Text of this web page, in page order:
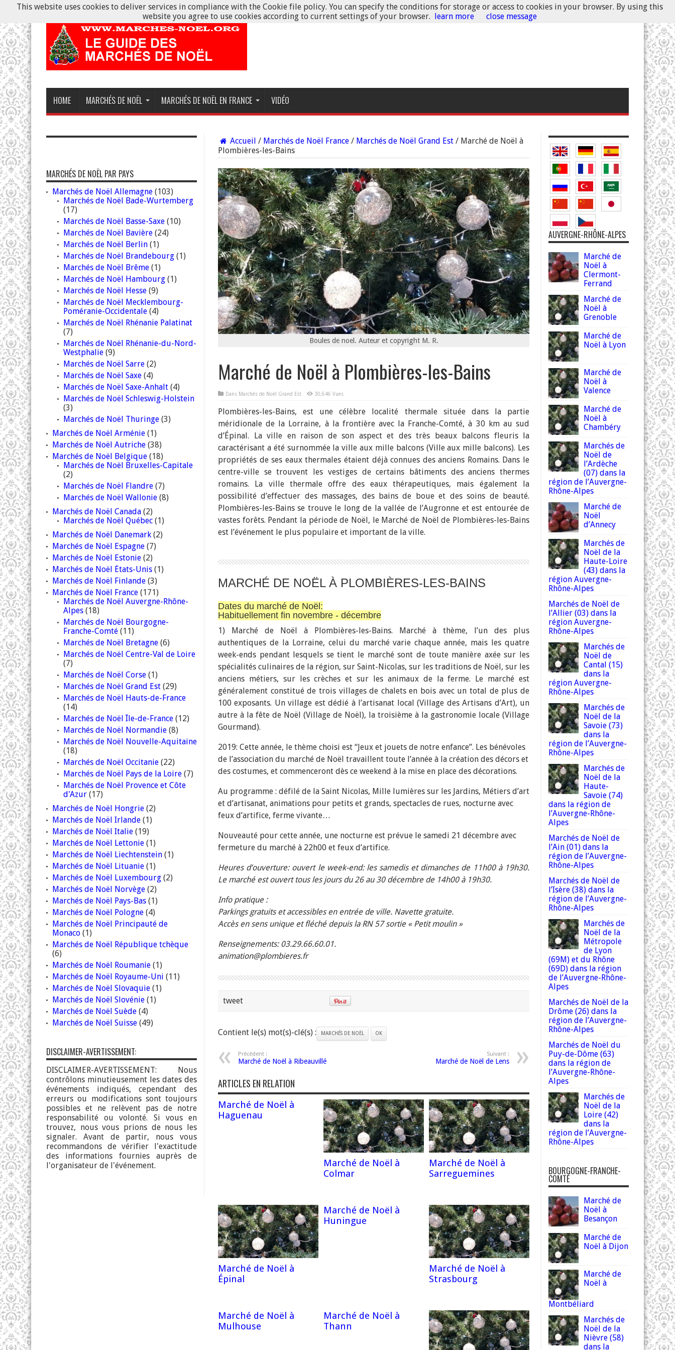
HOME MARCHÉS DE NOËL MARCHÉS DE NOËL EN FRANCE VIDÉO
Accueil / Marchés de Noël France / Marchés de Noël Grand Est / Marché de Noël à
Plombières-les-Bains
Boules de noel. Auteur et copyright M. R.
Marché de Noël à Plombières-les-Bains
Dans Marchés de Noël Grand Est 30,646 Vues
Plombières-les-Bains, est une célèbre localité thermale située dans la partie
méridionale de la Lorraine, à la frontière avec la Franche-Comté, à 30 km au sud
d’Épinal. La ville en raison de son aspect et des très beaux balcons fleuris la
caractérisant a été surnommée la ville aux mille balcons (Ville aux mille balcons). Les
propriétés de ses eaux thermales étaient déjà connues des anciens Romains. Dans le
centre-ville se trouvent les vestiges de certains bâtiments des anciens thermes
romains. La ville thermale offre des eaux thérapeutiques, mais également la
possibilité d’effectuer des massages, des bains de boue et des soins de beauté.
Plombières-les-Bains se trouve le long de la vallée de l’Augronne et est entourée de
vastes forêts. Pendant la période de Noël, le Marché de Noël de Plombières-les-Bains
est l’événement le plus populaire et important de la ville.
MARCHÉ DE NOËL À PLOMBIÈRES-LES-BAINS
Dates du marché de Noël:
Habituellement fin novembre - décembre
1) Marché de Noël à Plombières-les-Bains. Marché à thème, l’un des plus
authentiques de la Lorraine, celui du marché varie chaque année, mais les quatre
week-ends pendant lesquels se tient le marché sont de toute manière axée sur les
spécialités culinaires de la région, sur Saint-Nicolas, sur les traditions de Noël, sur les
anciens métiers, sur les crèches et sur les animaux de la ferme. Le marché est
généralement constitué de trois villages de chalets en bois avec un total de plus de
100 exposants. Un village est dédié à l’artisanat local (Village des Artisans d’Art), un
autre à la fête de Noël (Village de Noël), la troisième à la gastronomie locale (Village
Gourmand).
2019: Cette année, le thème choisi est “Jeux et jouets de notre enfance”. Les bénévoles
de l’association du marché de Noël travaillent toute l’année à la création des décors et
des costumes, et commenceront dès ce weekend à la mise en place des décorations.
Au programme : défilé de la Saint Nicolas, Mille lumières sur les Jardins, Métiers d’art
et d’artisanat, animations pour petits et grands, spectacles de rues, nocturne avec
feux d’artifice, ferme vivante…
Nouveauté pour cette année, une nocturne est prévue le samedi 21 décembre avec
fermeture du marché à 22h00 et feux d’artifice.
Heures d’ouverture: ouvert le week-end: les samedis et dimanches de 11h00 à 19h30.
Le marché est ouvert tous les jours du 26 au 30 décembre de 14h00 à 19h30.
Info pratique :
Parkings gratuits et accessibles en entrée de ville. Navette gratuite.
Accès en sens unique et fléché depuis la RN 57 sortie « Petit moulin »
Renseignements: 03.29.66.60.01.
animation@plombieres.fr
tweet
Contient le(s) mot(s)-clé(s) : MARCHÉS DE NOËL OK
Précédent :
Marché de Noël à Ribeauvillé
Suivant :
Marché de Noël de Lens
ARTICLES EN RELATION
Marché de Noël à
Haguenau
Marché de Noël à
Colmar
Marché de Noël à
Sarreguemines
Marché de Noël à
Épinal
Marché de Noël à
Huningue
Marché de Noël à
Strasbourg
Marché de Noël à
Mulhouse
Marché de Noël à
Thann
AUVERGNE-RHÔNE-ALPES
Marché de
Noël à
Clermont-
Ferrand
Marché de
Noël à
Grenoble
Marché de
Noël à Lyon
Marché de
Noël à
Valence
Marché de
Noël à
Chambéry
Marchés de
Noël de
l’Ardèche
(07) dans la
région de l’Auvergne-
Rhône-Alpes
Marché de
Noël
d’Annecy
Marchés de
Noël de la
Haute-Loire
(43) dans la
région Auvergne-
Rhône-Alpes
Marchés de Noël de
l’Allier (03) dans la
région Auvergne-
Rhône-Alpes
Marchés de
Noël de
Cantal (15)
dans la
région Auvergne-
Rhône-Alpes
Marchés de
Noël de la
Savoie (73)
dans la
région de l’Auvergne-
Rhône-Alpes
Marchés de
Noël de la
Haute-
Savoie (74)
dans la région de
l’Auvergne-Rhône-
Alpes
Marchés de Noël de
l’Ain (01) dans la
région de l’Auvergne-
Rhône-Alpes
Marchés de Noël de
l’Isère (38) dans la
région de l’Auvergne-
Rhône-Alpes
Marchés de
Noël de la
Métropole
de Lyon
(69M) et du Rhône
(69D) dans la région
de l’Auvergne-Rhône-
Alpes
Marchés de Noël de la
Drôme (26) dans la
région de l’Auvergne-
Rhône-Alpes
Marchés de Noël du
Puy-de-Dôme (63)
dans la région de
l’Auvergne-Rhône-
Alpes
Marchés de
Noël de la
Loire (42)
dans la
région de l’Auvergne-
Rhône-Alpes
BOURGOGNE-FRANCHE-
COMTÉ
Marché de
Noël à
Besançon
Marché de
Noël à Dijon
Marché de
Noël à
Montbéliard
Marchés de
Noël de la
Nièvre (58)
dans la
MARCHÉS DE NOËL PAR PAYS
Marchés de Noël Allemagne (103)
Marchés de Noël Bade-Wurtemberg
(17)
Marchés de Noël Basse-Saxe (10)
Marchés de Noël Bavière (24)
Marchés de Noël Berlin (1)
Marchés de Noël Brandebourg (1)
Marchés de Noël Brême (1)
Marchés de Noël Hambourg (1)
Marchés de Noël Hesse (9)
Marchés de Noël Mecklembourg-
Poméranie-Occidentale (4)
Marchés de Noël Rhénanie Palatinat
(7)
Marchés de Noël Rhénanie-du-Nord-
Westphalie (9)
Marchés de Noël Sarre (2)
Marchés de Noël Saxe (4)
Marchés de Noël Saxe-Anhalt (4)
Marchés de Noël Schleswig-Holstein
(3)
Marchés de Noël Thuringe (3)
Marchés de Noël Arménie (1)
Marchés de Noël Autriche (38)
Marchés de Noël Belgique (18)
Marchés de Noël Bruxelles-Capitale
(2)
Marchés de Noël Flandre (7)
Marchés de Noël Wallonie (8)
Marchés de Noël Canada (2)
Marchés de Noël Québec (1)
Marchés de Noël Danemark (2)
Marchés de Noël Espagne (7)
Marchés de Noël Estonie (2)
Marchés de Noël États-Unis (1)
Marchés de Noël Finlande (3)
Marchés de Noël France (171)
Marchés de Noël Auvergne-Rhône-
Alpes (18)
Marchés de Noël Bourgogne-
Franche-Comté (11)
Marchés de Noël Bretagne (6)
Marchés de Noël Centre-Val de Loire
(7)
Marchés de Noël Corse (1)
Marchés de Noël Grand Est (29)
Marchés de Noël Hauts-de-France
(14)
Marchés de Noël Île-de-France (12)
Marchés de Noël Normandie (8)
Marchés de Noël Nouvelle-Aquitaine
(18)
Marchés de Noël Occitanie (22)
Marchés de Noël Pays de la Loire (7)
Marchés de Noël Provence et Côte
d'Azur (17)
Marchés de Noël Hongrie (2)
Marchés de Noël Irlande (1)
Marchés de Noël Italie (19)
Marchés de Noël Lettonie (1)
Marchés de Noël Liechtenstein (1)
Marchés de Noël Lituanie (1)
Marchés de Noël Luxembourg (2)
Marchés de Noël Norvège (2)
Marchés de Noël Pays-Bas (1)
Marchés de Noël Pologne (4)
Marchés de Noël Principauté de
Monaco (1)
Marchés de Noël République tchèque
(6)
Marchés de Noël Roumanie (1)
Marchés de Noël Royaume-Uni (11)
Marchés de Noël Slovaquie (1)
Marchés de Noël Slovénie (1)
Marchés de Noël Suède (4)
Marchés de Noël Suisse (49)
DISCLAIMER-AVERTISSEMENT:
DISCLAIMER-AVERTISSEMENT: Nous
contrôlons minutieusement les dates des
événements indiqués, cependant des
erreurs ou modifications sont toujours
possibles et ne relèvent pas de notre
responsabilité ou volonté. Si vous en
trouvez, nous vous prions de nous les
signaler. Avant de partir, nous vous
recommandons de vérifier l'exactitude
des informations fournies auprès de
l'organisateur de l'événement.
This website uses cookies to deliver services in compliance with the Cookie file policy. You can specify the conditions for storage or access to cookies in your browser. By using this
website you agree to use cookies according to current settings of your browser. learn more close message